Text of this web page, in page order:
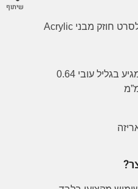
שיתוף
סרט הדבקה דו-צדדי אקרילי, לסרט חוזק מבני Acrylic
מגיע בגליל עובי 0.64